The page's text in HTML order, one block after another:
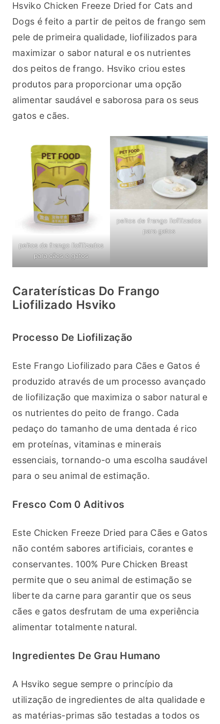
Hsviko Chicken Freeze Dried for Cats and
Dogs é feito a partir de peitos de frango sem
pele de primeira qualidade, liofilizados para
maximizar o sabor natural e os nutrientes
dos peitos de frango. Hsviko criou estes
produtos para proporcionar uma opção
alimentar saudável e saborosa para os seus
gatos e cães.
peitos de frango liofilizados
para cães e gatos
peitos de frango liofilizados
para gatos
Caraterísticas Do Frango
Liofilizado Hsviko
Processo De Liofilização
Este Frango Liofilizado para Cães e Gatos é
produzido através de um processo avançado
de liofilização que maximiza o sabor natural e
os nutrientes do peito de frango. Cada
pedaço do tamanho de uma dentada é rico
em proteínas, vitaminas e minerais
essenciais, tornando-o uma escolha saudável
para o seu animal de estimação.
Fresco Com 0 Aditivos
Este Chicken Freeze Dried para Cães e Gatos
não contém sabores artificiais, corantes e
conservantes. 100% Pure Chicken Breast
permite que o seu animal de estimação se
liberte da carne para garantir que os seus
cães e gatos desfrutam de uma experiência
alimentar totalmente natural.
Ingredientes De Grau Humano
A Hsviko segue sempre o princípio da
utilização de ingredientes de alta qualidade e
as matérias-primas são testadas a todos os